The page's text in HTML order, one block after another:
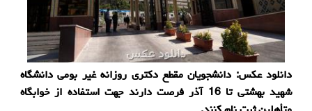
دانلود عكس: دانشجویان مقطع دكتری روزانه غیر بومی دانشگاه
شهید بهشتی تا 16 آذر فرصت دارند جهت استفاده از خوابگاه